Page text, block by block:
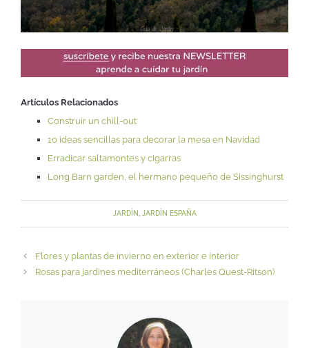
Artículos Relacionados
Construir un chill-out
10 ideas sencillas para decorar la mesa en Navidad
Erradicar saltamontes y cigarras
Long Barn garden, el hermano pequeño de Sissinghurst
JARDÍN JARDÍN ESPAÑA
Flores y plantas de invierno en exterior e interior
Rosas para jardines mediterráneos (Charles Quest-Ritson)